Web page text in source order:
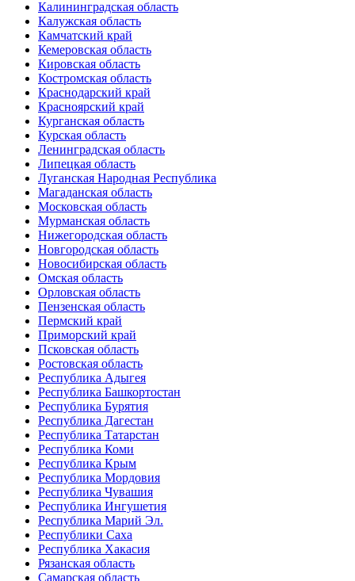
Калининградская область
Калужская область
Камчатский край
Кемеровская область
Кировская область
Костромская область
Краснодарский край
Красноярский край
Курганская область
Курская область
Ленинградская область
Липецкая область
Луганская Народная Республика
Магаданская область
Московская область
Мурманская область
Нижегородская область
Новгородская область
Новосибирская область
Омская область
Орловская область
Пензенская область
Пермский край
Приморский край
Псковская область
Ростовская область
Республика Адыгея
Республика Башкортостан
Республика Бурятия
Республика Дагестан
Республика Татарстан
Республика Коми
Республика Крым
Республика Мордовия
Республика Чувашия
Республика Ингушетия
Республика Марий Эл.
Республики Саха
Республика Хакасия
Рязанская область
Самарская область